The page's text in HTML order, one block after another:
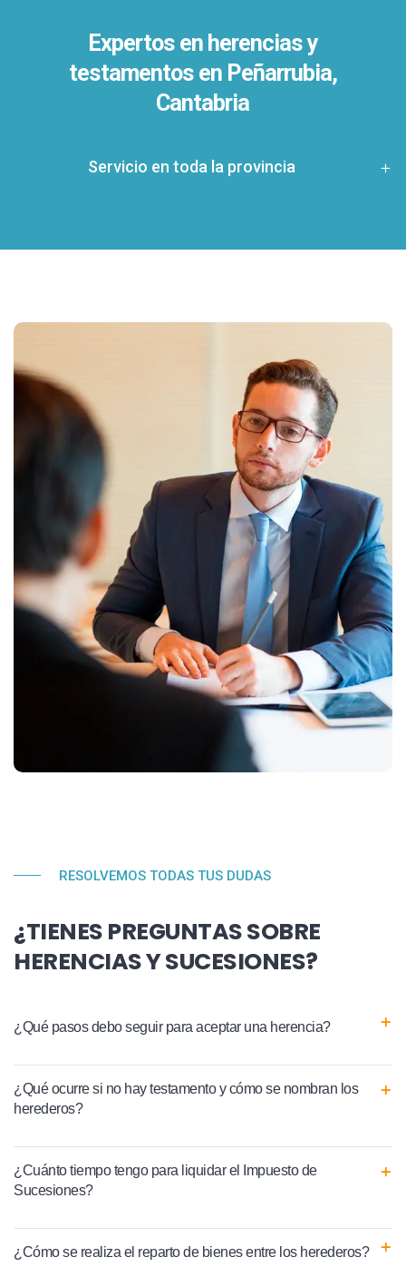
Expertos en herencias y
testamentos en Peñarrubia,
Cantabria
Servicio en toda la provincia
RESOLVEMOS TODAS TUS DUDAS
¿TIENES PREGUNTAS SOBRE
HERENCIAS Y SUCESIONES?
¿Qué pasos debo seguir para aceptar una herencia?
¿Qué ocurre si no hay testamento y cómo se nombran los
herederos?
¿Cuánto tiempo tengo para liquidar el Impuesto de
Sucesiones?
¿Cómo se realiza el reparto de bienes entre los herederos?